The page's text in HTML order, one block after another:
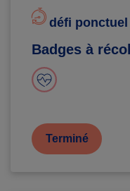
défi ponctuel
Badges à
Terminé